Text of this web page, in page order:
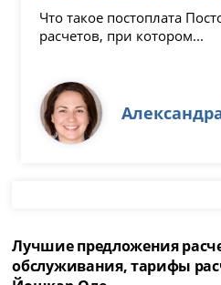
Что такое постоплата
расчетов, при котором...
Лучшие предложения
обслуживания, тарифы